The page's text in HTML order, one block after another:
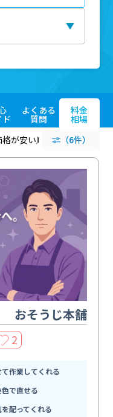
ド
よくある
質問
料金
相場
が安い順 評価が高い順
（6件）
おそうじ本舗
2
作業してくれる
で直せる
配ってくれる